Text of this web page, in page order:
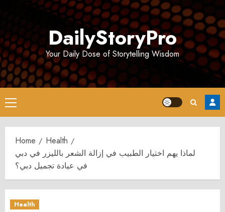
DailyStoryPro
Your Daily Dose of Storytelling Wisdom
Primary
Menu
Home
Health
لماذا يهم اختيار الطبيب في إزالة الشعر بالليزر في دبي
في عيادة تجميل دبي؟
Health